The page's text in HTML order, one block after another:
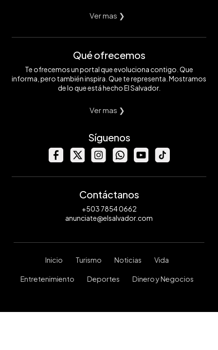
Ver mas ❯
Qué ofrecemos
Te ofrecemos un portal que evoluciona contigo. Que
informa, pero también inspira. Que te representa. Mostramos
de lo que está hecho El Salvador.
Ver mas ❯
Síguenos
Contáctanos
+503 7854 0662
anunciate@elsalvador.com
Inicio Turismo Noticias Vida
Entretenimiento Deportes Dinero y Negocios